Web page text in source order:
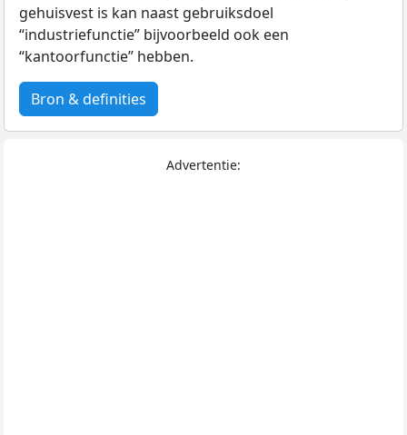
gehuisvest is kan naast gebruiksdoel
“industriefunctie” bijvoorbeeld ook een
“kantoorfunctie” hebben.
Bron & definities
Advertentie: